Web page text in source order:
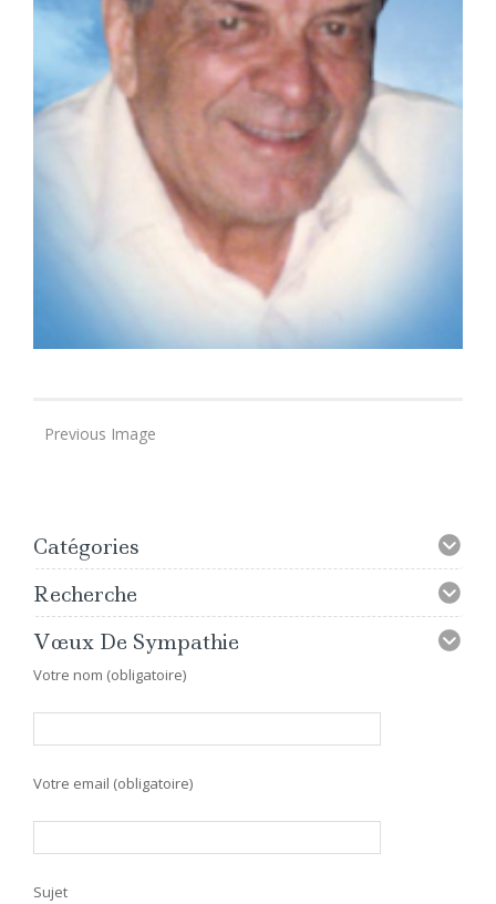
Previous Image
Catégories
Recherche
Vœux De Sympathie
Votre nom (obligatoire)
Votre email (obligatoire)
Sujet